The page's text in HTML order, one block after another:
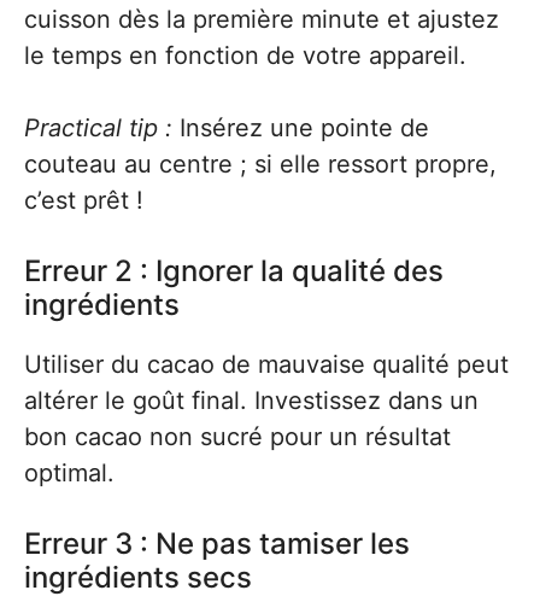
cuisson dès la première minute et ajustez
le temps en fonction de votre appareil.
Practical tip : Insérez une pointe de
couteau au centre ; si elle ressort propre,
c’est prêt !
Erreur 2 : Ignorer la qualité des
ingrédients
Utiliser du cacao de mauvaise qualité peut
altérer le goût final. Investissez dans un
bon cacao non sucré pour un résultat
optimal.
Erreur 3 : Ne pas tamiser les
ingrédients secs